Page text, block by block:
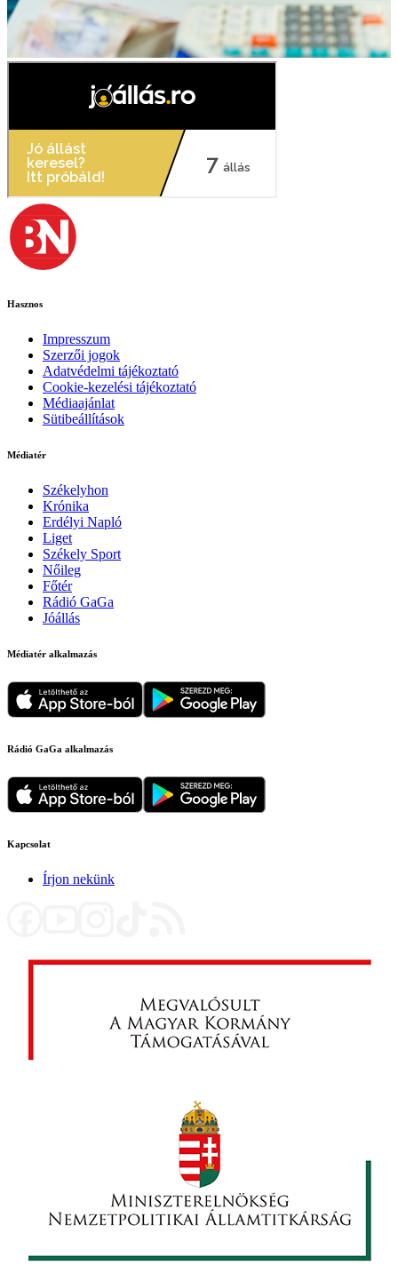
Hasznos
Impresszum
Szerzői jogok
Adatvédelmi tájékoztató
Cookie-kezelési tájékoztató
Médiaajánlat
Sütibeállítások
Médiatér
Székelyhon
Krónika
Erdélyi Napló
Liget
Székely Sport
Nőileg
Főtér
Rádió GaGa
Jóállás
Médiatér alkalmazás
Rádió GaGa alkalmazás
Kapcsolat
Írjon nekünk